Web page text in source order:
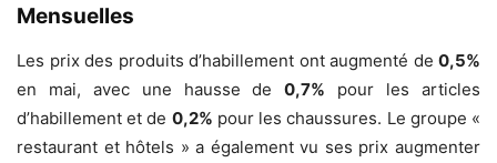
Mensuelles
Les prix des produits d’habillement ont augmenté de 0,5%
en mai, avec une hausse de0,7% pour les articles
d’habillement et de 0,2% pour les chaussures. Le groupe «
restaurant et hôtels » a également vu ses prix augmenter